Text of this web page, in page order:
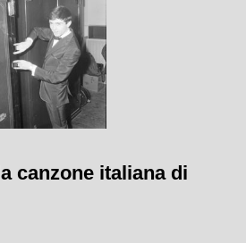
canzone italiana di